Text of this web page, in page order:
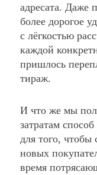
адресата. Даже
более дорогое
с лёгкостью
каждой
пришлось
тираж.
И что же мы
затратам
для того, чтобы
новых
время